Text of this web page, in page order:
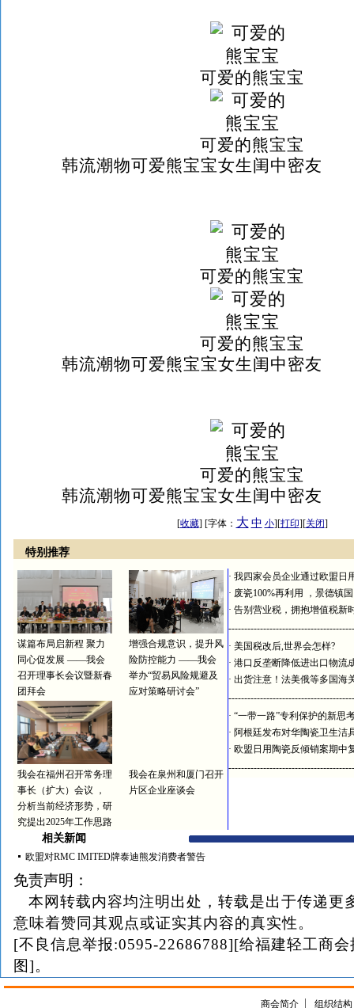
可爱的熊宝宝
可爱的熊宝宝
韩流潮物可爱熊宝宝女生闺中密友
可爱的熊宝宝
可爱的熊宝宝
韩流潮物可爱熊宝宝女生闺中密友
可爱的熊宝宝
韩流潮物可爱熊宝宝女生闺中密友
[收藏] [字体： 大 中 小][打印][关闭]
特别推荐
谋篇布局启新程 聚力
同心促发展 ——我会
召开理事长会议暨新春
团拜会
增强合规意识，提升风
险防控能力 ——我会
举办“贸易风险规避及
应对策略研讨会”
我会在福州召开常务理
事长（扩大）会议 ，
分析当前经济形势，研
究提出2025年工作思路
我会在泉州和厦门召开
片区企业座谈会
· 我四家会员企业通过欧盟日
· 废瓷100%再利用 ，景德镇
· 告别营业税，拥抱增值税新
· 美国税改后,世界会怎样?
· 港口反垄断降低进出口物流
· 出货注意！法美俄等多国海
· “一带一路”专利保护的新思
· 阿根廷发布对华陶瓷卫生洁
· 欧盟日用陶瓷反倾销案期中
相关新闻
欧盟对RMC IMITED牌泰迪熊发消费者警告
免责声明：
本网转载内容均注明出处，转载是出于传递更
意味着赞同其观点或证实其内容的真实性。
[不良信息举报:0595-22686788][给福建轻工商
图]。
商会简介 组织结构